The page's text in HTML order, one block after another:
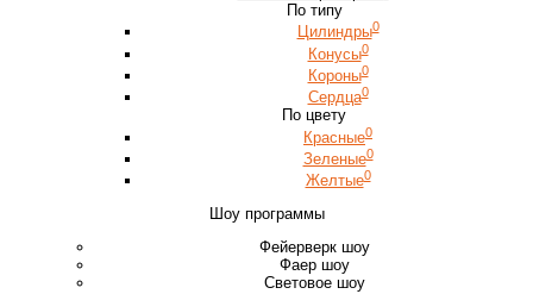
По типу
Цилиндры0
Конусы0
Короны0
Сердца0
По цвету
Красные0
Зеленые0
Желтые0
Шоу программы
Фейерверк шоу
Фаер шоу
Световое шоу